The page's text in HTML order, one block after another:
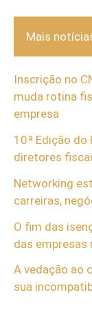
Mais
Inscrição no
muda rotina
empresa
10ª Edição
diretores
Networking
carreiras,
O fim das
das empresas
A vedação ao
sua